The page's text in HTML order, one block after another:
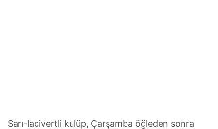
Sarı-lacivertli kulüp, Çarşamba öğleden sonra